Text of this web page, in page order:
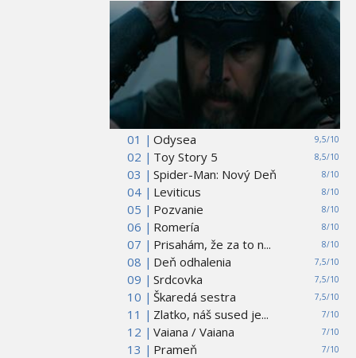
01 | 9,5/10
Odysea
02 |
8,5/10
Toy Story 5
03 |
8/10
Spider-Man: Nový Deň
04 |
8/10
Leviticus
05 |
8/10
Pozvanie
06 |
8/10
Romería
07 |
8/10
Prisahám, že za to n...
08 |
7,5/10
Deň odhalenia
09 |
7,5/10
Srdcovka
10 |
7,5/10
Škaredá sestra
11 |
7/10
Zlatko, náš sused je...
12 |
7/10
Vaiana / Vaiana
13 |
7/10
Prameň